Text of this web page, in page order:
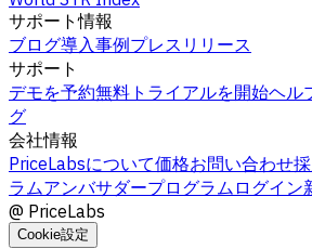
サポート情報
ブログ導入事例プレスリリース
サポート
デモを予約無料トライアルを開始ヘル
グ
会社情報
PriceLabsについて価格お問い合わせ
ラムアンバサダープログラム ログイン
@ PriceLabs
Cookie設定